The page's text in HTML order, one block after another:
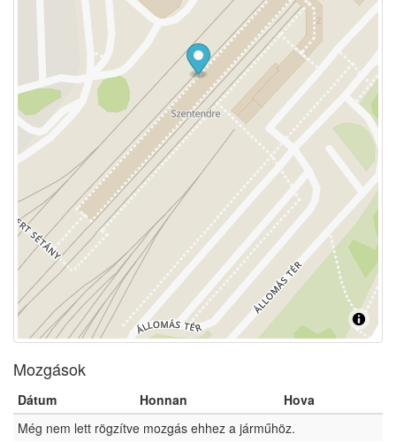
Mozgások
Dátum Honnan
Hova
Még nem lett rögzítve mozgás ehhez a járműhöz.